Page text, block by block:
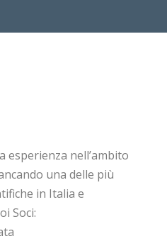
esperienza nell’ambito
una delle più
in Italia e
Soci: